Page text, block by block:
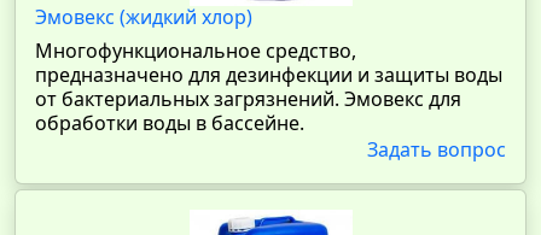
Эмовекс (жидкий хлор)
Многофункциональное средство,
предназначено для дезинфекции и защиты воды
от бактериальных загрязнений. Эмовекс для
обработки воды в бассейне.
Задать вопрос